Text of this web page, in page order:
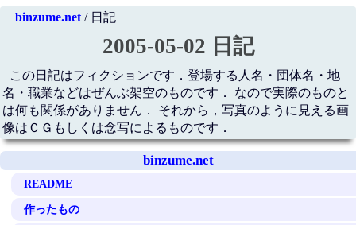
binzume.net/ 日記
2005-05-02 日記
この日記はフィクションです．登場する人名・団体名・地
名・職業などはぜんぶ架空のものです． なので実際のものと
は何も関係がありません． それから，写真のように見える画
像はＣＧもしくは念写によるものです．
binzume.net
README
作ったもの